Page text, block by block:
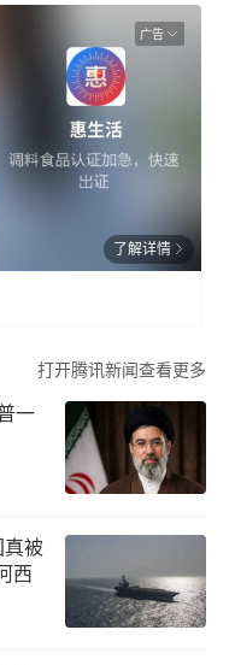
广告
了解详情
打开腾讯新闻查看更多
一
真被
西